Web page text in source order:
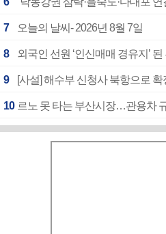
7 오늘의 날씨- 2026년 8월 7일
8 외국인 선원 ‘인신매매 경유지’
9 [사설] 해수부 신청사 북항으로
10 르노 못 타는 부산시장…관용차